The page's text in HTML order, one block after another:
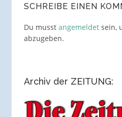
SCHREIBE EINEN
Du musst angemeldetsein,
abzugeben.
Archiv der ZEITUNG: